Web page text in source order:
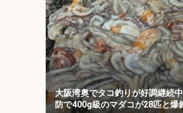
大阪湾奥でタコ釣りが好調継続
防で400g級のマダコが28匹と爆